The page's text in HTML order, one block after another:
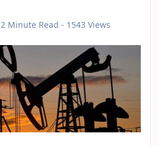
2 Minute Read - 1543 Views